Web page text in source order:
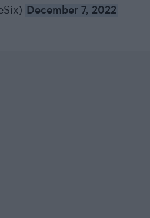
December 7, 2022